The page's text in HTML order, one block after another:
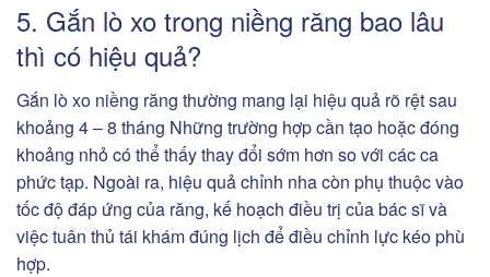
5. Gắn lò xo trong niềng răng bao lâu
thì có hiệu quả?
Gắn lò xo niềng răng thường mang lại hiệu quả rõ rệt sau
khoảng 4 – 8 tháng Những trường hợp cần tạo hoặc đóng
khoảng nhỏ có thể thấy thay đổi sớm hơn so với các ca
phức tạp. Ngoài ra, hiệu quả chỉnh nha còn phụ thuộc vào
tốc độ đáp ứng của răng, kế hoạch điều trị của bác sĩ và
việc tuân thủ tái khám đúng lịch để điều chỉnh lực kéo phù
hợp.